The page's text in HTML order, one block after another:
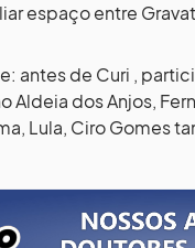
espaço entre
antes de Curi ,
Aldeia dos Anjos,
Lula, Ciro Gomes